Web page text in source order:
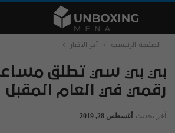
الصفحة الرئيسية آخر الاخبار
بي بي سي تطلق
رقمي في العام المقبل
آخر تحديث أغسطس 28, 2019